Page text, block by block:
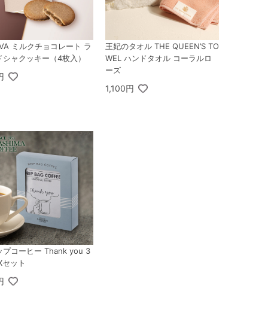
ミルクチョコレート ラ
シャクッキー（4枚入）
王妃のタオル THE QUEEN’S TO
WEL ハンドタオル コーラルロ
ーズ
1,100円
プコーヒー Thank you 3
セット